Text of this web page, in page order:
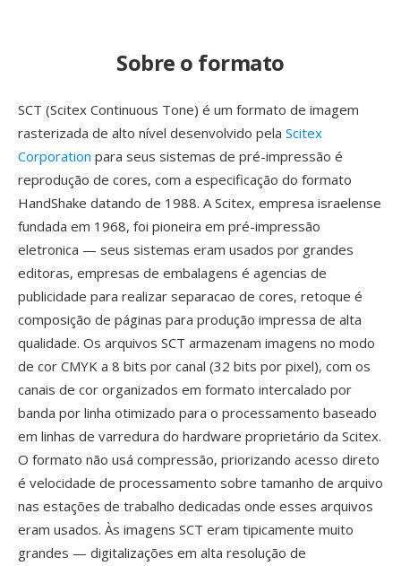
Sobre o formato
SCT (Scitex Continuous Tone) é um formato de imagem
rasterizada de alto nível desenvolvido pela Scitex
Corporation para seus sistemas de pré-impressão é
reprodução de cores, com a especificação do formato
HandShake datando de 1988. A Scitex, empresa israelense
fundada em 1968, foi pioneira em pré-impressão
eletronica — seus sistemas eram usados por grandes
editoras, empresas de embalagens é agencias de
publicidade para realizar separacao de cores, retoque é
composição de páginas para produção impressa de alta
qualidade. Os arquivos SCT armazenam imagens no modo
de cor CMYK a 8 bits por canal (32 bits por pixel), com os
canais de cor organizados em formato intercalado por
banda por linha otimizado para o processamento baseado
em linhas de varredura do hardware proprietário da Scitex.
O formato não usá compressão, priorizando acesso direto
é velocidade de processamento sobre tamanho de arquivo
nas estações de trabalho dedicadas onde esses arquivos
eram usados. Às imagens SCT eram tipicamente muito
grandes — digitalizações em alta resolução de